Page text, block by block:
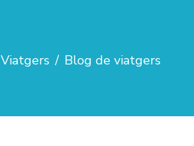
Viatgers
Blog de viatgers